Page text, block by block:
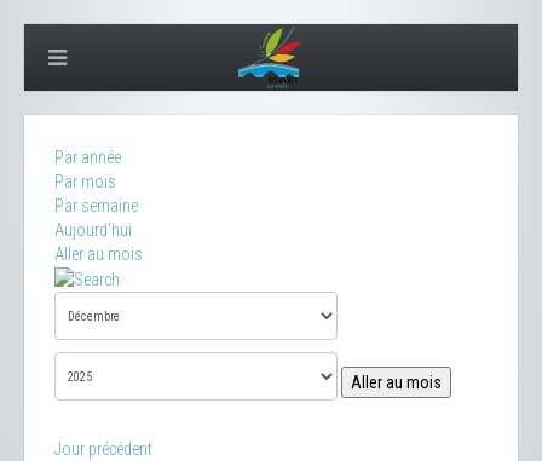
Par année
Par mois
Par semaine
Aujourd'hui
Aller au mois
Aller au mois
Jour précédent